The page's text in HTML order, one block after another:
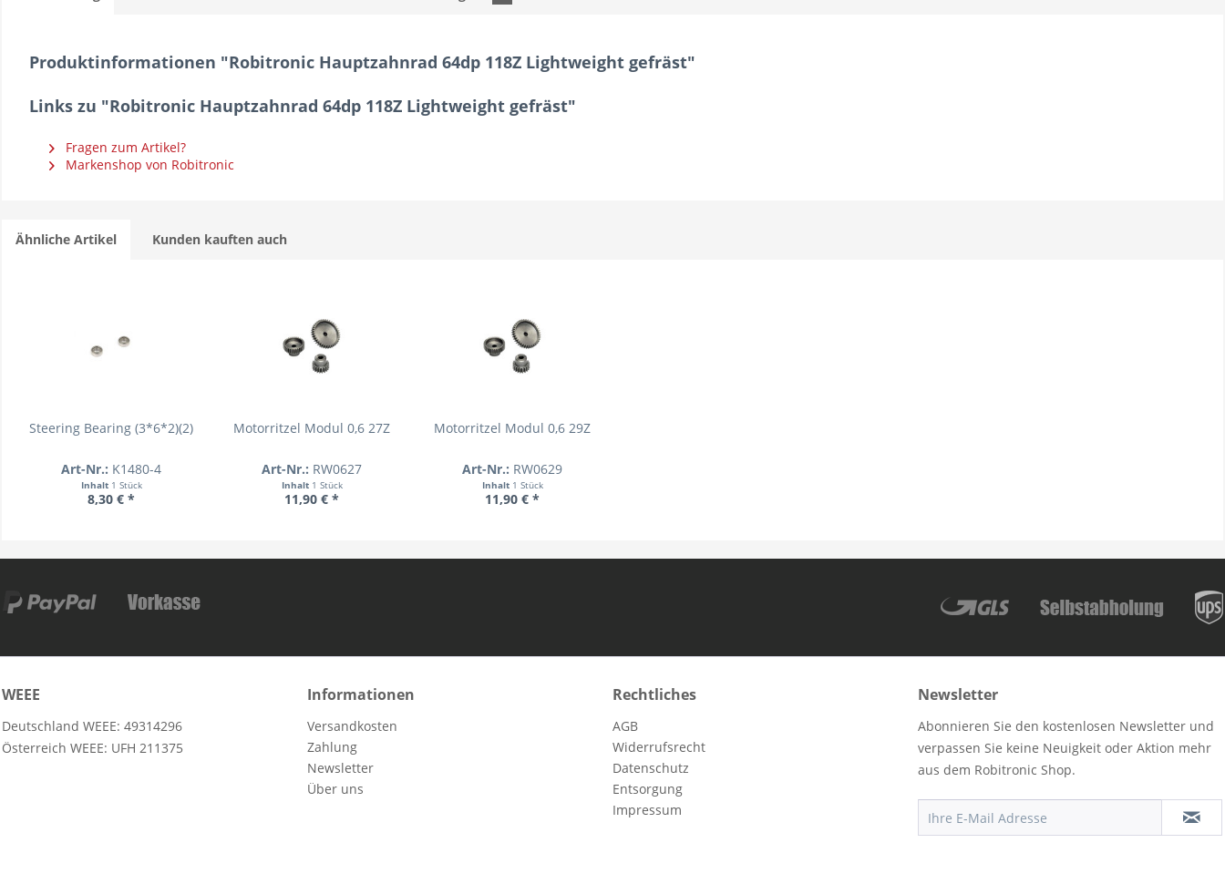
Produktinformationen "Robitronic Hauptzahnrad 64dp 118Z Lightweight gefräst"
Links zu "Robitronic Hauptzahnrad 64dp 118Z Lightweight gefräst"
Fragen zum Artikel?
Markenshop von Robitronic
Ähnliche Artikel Kunden kauften auch
Steering Bearing (3*6*2)(2)
Art-Nr.: K1480-4
Inhalt 1 Stück
8,30 € *
Motorritzel Modul 0,6 27Z
Art-Nr.: RW0627
Inhalt 1 Stück
11,90 € *
Motorritzel Modul 0,6 29Z
Art-Nr.: RW0629
Inhalt 1 Stück
11,90 € *
WEEE
Deutschland WEEE: 49314296
Österreich WEEE: UFH 211375
Informationen
Versandkosten
Zahlung
Newsletter
Über uns
Rechtliches
AGB
Widerrufsrecht
Datenschutz
Entsorgung
Impressum
Newsletter
Abonnieren Sie den kostenlosen Newsletter und
verpassen Sie keine Neuigkeit oder Aktion mehr
aus dem Robitronic Shop.